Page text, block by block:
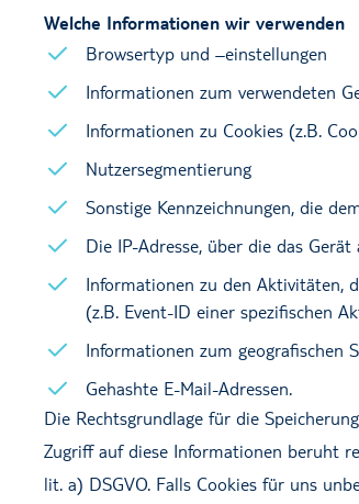
Welche Informationen wir verwenden
Browsertyp und –einstellungen
Informationen zum verwendeten
Informationen zu Cookies (z.B.
Nutzersegmentierung
Sonstige Kennzeichnungen, die
Die IP-Adresse, über die das
Informationen zu den Aktivitäten,
(z.B. Event-ID einer spezifischen
Informationen zum geografischen
Gehashte E-Mail-Adressen.
Die Rechtsgrundlage für die
Zugriff auf diese Informationen beruht
lit. a) DSGVO. Falls Cookies für uns